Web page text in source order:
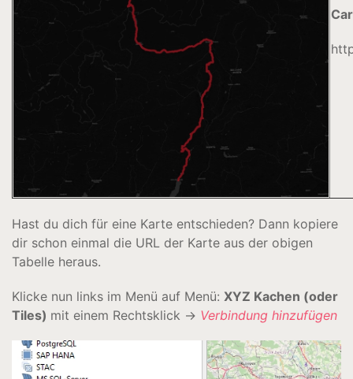
Hast du dich für eine Karte entschieden? Dann kopiere
dir schon einmal die URL der Karte aus der obigen
Tabelle heraus.
Klicke nun links im Menü auf Menü: XYZ Kachen (oder
Tiles) mit einem Rechtsklick → Verbindung hinzufügen